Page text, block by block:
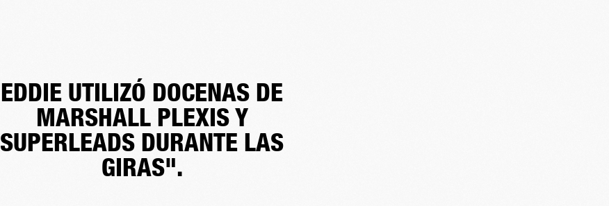
EDDIE UTILIZÓ DOCENAS DE
MARSHALL PLEXIS Y
SUPERLEADS DURANTE LAS
GIRAS".